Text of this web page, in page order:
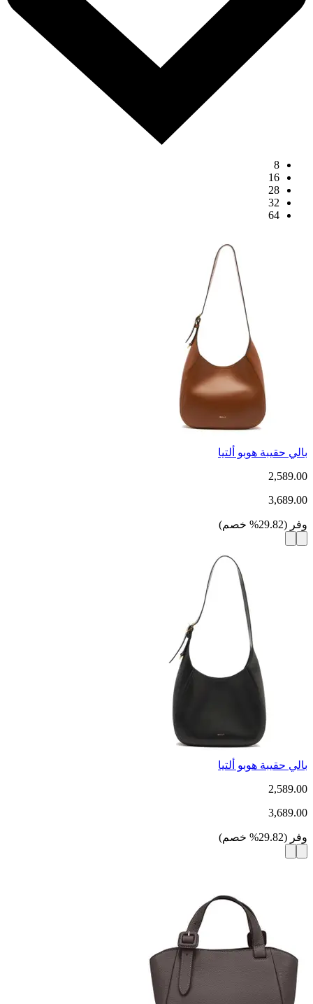
8
16
28
32
64
بالي حقيبة هوبو ألتيا
2,589.00
3,689.00
وفر (
29.82
% خصم)
بالي حقيبة هوبو ألتيا
2,589.00
3,689.00
وفر (
29.82
% خصم)